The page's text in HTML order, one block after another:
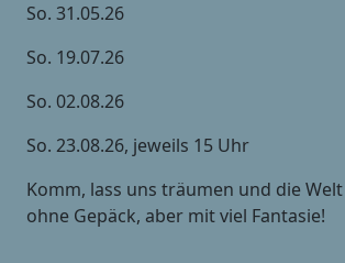
So. 31.05.26
So. 19.07.26
So. 02.08.26
So. 23.08.26, jeweils 15 Uhr
Komm, lass uns träumen und die
ohne Gepäck, aber mit viel Fantasie!